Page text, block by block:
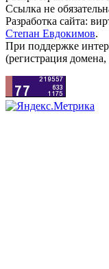
Ссылка не
Разработка сайта:
Степан Евдокимов.
При поддержке
(регистрация